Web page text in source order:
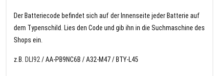
Der Batteriecode befindet sich auf der Innenseite jeder Batterie auf
dem Typenschild. Lies den Code und gib ihn in die Suchmaschine des
Shops ein.
z.B. DLI92 / AA-PB9NC6B / A32-M47 / BTY-L45